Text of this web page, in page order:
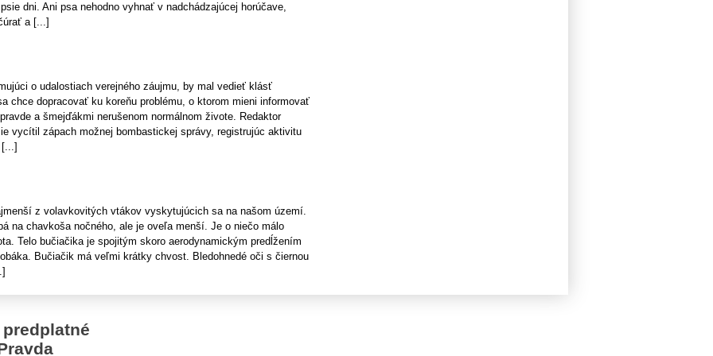
dni. Ani psa nehodno vyhnať v nadchádzajúcej horúčave,
a [...]
o udalostiach verejného záujmu, by mal vedieť klásť
chce dopracovať ku koreňu problému, o ktorom mieni informovať
a šmejďákmi nerušenom normálnom živote. Redaktor
vycítil zápach možnej bombastickej správy, registrujúc aktivitu
z volavkovitých vtákov vyskytujúcich sa na našom území.
na chavkoša nočného, ale je oveľa menší. Je o niečo málo
Telo bučiačika je spojitým skoro aerodynamickým predĺžením
Bučiačik má veľmi krátky chvost. Bledohnedé oči s čiernou